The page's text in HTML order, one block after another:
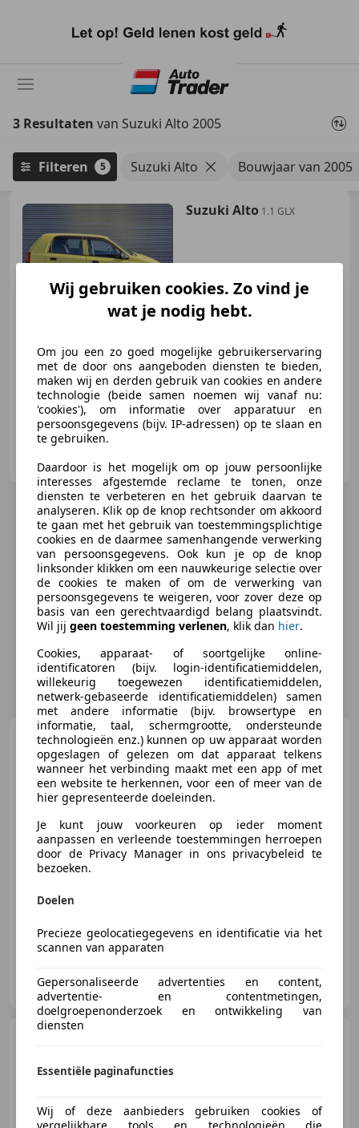
naar
3 Resultaten van Suzuki Alto 2005
Filteren 5 Suzuki Alto Bouwjaar van 2005
Suzuki Alto 1.1 GLX
€ 1.500
01/2005 115.820 km Benzine 46 kW (63 PK)
Autocentre Van Buuren B.V.
NL-2803 PV GOUDA
Suzuki Alto1.1 GX Spirit
€ 1.695
03/2005
NL-6911 AS PANNERDEN
Wij gebruiken cookies. Zo vind je
wat je nodig hebt.
Om jou een zo goed mogelijke gebruikerservaring
met de door ons aangeboden diensten te bieden,
maken wij en derden gebruik van cookies en andere
technologie (beide samen noemen wij vanaf nu:
'cookies'), om informatie over apparatuur en
persoonsgegevens (bijv. IP-adressen) op te slaan en
te gebruiken.
Daardoor is het mogelijk om op jouw persoonlijke
interesses afgestemde reclame te tonen, onze
diensten te verbeteren en het gebruik daarvan te
analyseren. Klik op de knop rechtsonder om akkoord
te gaan met het gebruik van toestemmingsplichtige
cookies en de daarmee samenhangende verwerking
van persoonsgegevens. Ook kun je op de knop
linksonder klikken om een nauwkeurige selectie over
de cookies te maken of om de verwerking van
persoonsgegevens te weigeren, voor zover deze op
basis van een gerechtvaardigd belang plaatsvindt.
Wil jij geen toestemming verlenen, klik dan hier.
Cookies, apparaat- of soortgelijke online-
identificatoren (bijv. login-identificatiemiddelen,
willekeurig toegewezen identificatiemiddelen,
netwerk-gebaseerde identificatiemiddelen) samen
met andere informatie (bijv. browsertype en
informatie, taal, schermgrootte, ondersteunde
technologieën enz.) kunnen op uw apparaat worden
opgeslagen of gelezen om dat apparaat telkens
wanneer het verbinding maakt met een app of met
een website te herkennen, voor een of meer van de
hier gepresenteerde doeleinden.
Je kunt jouw voorkeuren op ieder moment
aanpassen en verleende toestemmingen herroepen
door de Privacy Manager in ons privacybeleid te
bezoeken.
Doelen
Precieze geolocatiegegevens en identificatie via het
scannen van apparaten
Gepersonaliseerde advertenties en content,
advertentie- en contentmetingen,
doelgroepenonderzoek en ontwikkeling van
diensten
Essentiële paginafuncties
Wij of deze aanbieders gebruiken cookies of